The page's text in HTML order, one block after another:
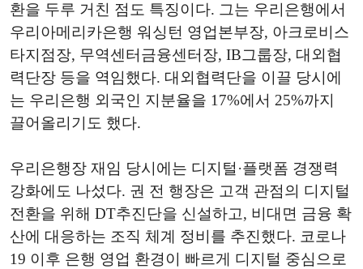
환을 두루 거친 점도 특징이다. 그는 우리은행에서
우리아메리카은행 워싱턴 영업본부장, 아크로비스
타지점장, 무역센터금융센터장, IB그룹장, 대외협
력단장 등을 역임했다. 대외협력단을 이끌 당시에
는 우리은행 외국인 지분율을 17%에서 25%까지
끌어올리기도 했다.
우리은행장 재임 당시에는 디지털·플랫폼 경쟁력
강화에도 나섰다. 권 전 행장은 고객 관점의 디지털
전환을 위해 DT추진단을 신설하고, 비대면 금융 확
산에 대응하는 조직 체계 정비를 추진했다. 코로나
19 이후 은행 영업 환경이 빠르게 디지털 중심으로